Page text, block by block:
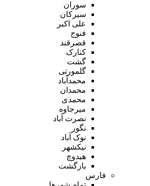
سوران
سیرکان
علی اکبر
فنوج
قصرقند
کنارک
گشت
گلمورتی
محمدآباد
محمدان
محمدی
میرجاوه
نصرت آباد
نگور
نوک آباد
نیکشهر
هیدوچ
بازگشت
فارس